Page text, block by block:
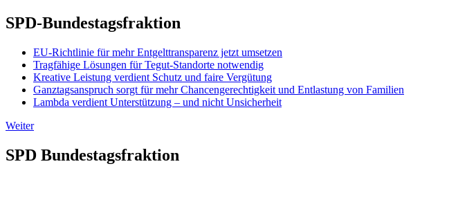
SPD-Bundestagsfraktion
EU-Richtlinie für mehr Entgelttransparenz jetzt umsetzen
Tragfähige Lösungen für Tegut-Standorte notwendig
Kreative Leistung verdient Schutz und faire Vergütung
Ganztagsanspruch sorgt für mehr Chancengerechtigkeit und Entlastung von Familien
Lambda verdient Unterstützung – und nicht Unsicherheit
Weiter
SPD Bundestagsfraktion